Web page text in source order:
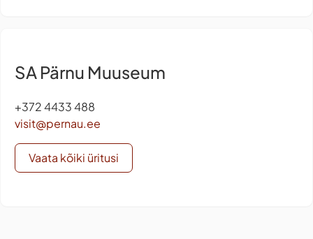
SA Pärnu Muuseum
+372 4433 488
visit@pernau.ee
Vaata kõiki üritusi